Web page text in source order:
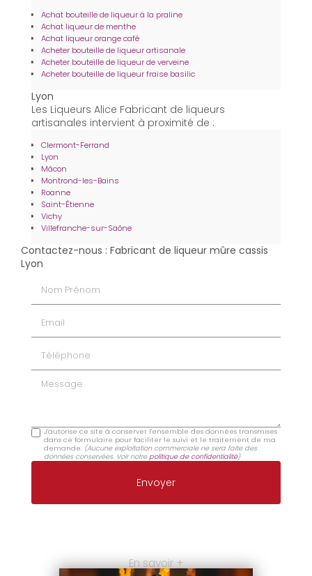
Achat bouteille de liqueur à la praline
Achat liqueur de menthe
Achat liqueur orange café
Acheter bouteille de liqueur artisanale
Acheter bouteille de liqueur de verveine
Acheter bouteille de liqueur fraise basilic
Lyon
Les Liqueurs Alice Fabricant de liqueurs
artisanales intervient à proximité de :
Clermont-Ferrand
Lyon
Mâcon
Montrond-les-Bains
Roanne
Saint-Étienne
Vichy
Villefranche-sur-Saône
Contactez-nous : Fabricant de liqueur mûre cassis
Lyon
Message
J'autorise ce site à conserver l'ensemble des données transmises
dans ce formulaire pour faciliter le suivi et le traitement de ma
demande. (Aucune exploitation commerciale ne sera faite des
données conservées. Voir notrepolitique de confidentialité)
En savoir +